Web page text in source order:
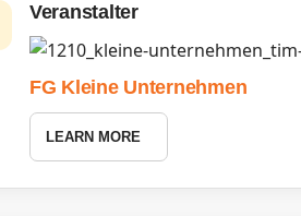
Veranstalter
FG Kleine Unternehmen
LEARN MORE